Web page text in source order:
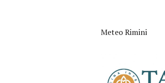
Meteo Rimini